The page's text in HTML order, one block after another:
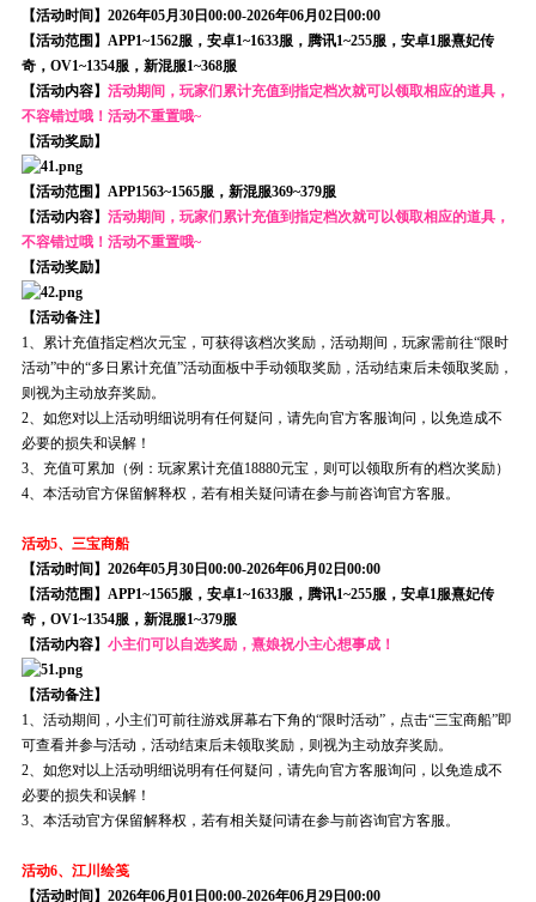
【活动时间】2026年05月30日00:00-2026年06月02日00:00
【活动范围】APP1~1562服，安卓1~1633服，腾讯1~255服，安卓1服熹妃传
奇，OV1~1354服，新混服1~368服
【活动内容】 活动期间，玩家们累计充值到指定档次就可以领取相应的道具，
不容错过哦！活动不重置哦~
【活动奖励】
【活动范围】APP1563~1565服，新混服369~379服
【活动内容】 活动期间，玩家们累计充值到指定档次就可以领取相应的道具，
不容错过哦！活动不重置哦~
【活动奖励】
【活动备注】
1、累计充值指定档次元宝，可获得该档次奖励，活动期间，玩家需前往“限时
活动”中的“多日累计充值”活动面板中手动领取奖励，活动结束后未领取奖励，
则视为主动放弃奖励。
2、如您对以上活动明细说明有任何疑问，请先向官方客服询问，以免造成不
必要的损失和误解！
3、充值可累加（例：玩家累计充值18880元宝，则可以领取所有的档次奖励）
4、本活动官方保留解释权，若有相关疑问请在参与前咨询官方客服。
活动5、三宝商船
【活动时间】2026年05月30日00:00-2026年06月02日00:00
【活动范围】APP1~1565服，安卓1~1633服，腾讯1~255服，安卓1服熹妃传
奇，OV1~1354服，新混服1~379服
【活动内容】 小主们可以自选奖励，熹娘祝小主心想事成！
【活动备注】
1、活动期间，小主们可前往游戏屏幕右下角的“限时活动”，点击“三宝商船”即
可查看并参与活动，活动结束后未领取奖励，则视为主动放弃奖励。
2、如您对以上活动明细说明有任何疑问，请先向官方客服询问，以免造成不
必要的损失和误解！
3、本活动官方保留解释权，若有相关疑问请在参与前咨询官方客服。
活动6、江川绘笺
【活动时间】2026年06月01日00:00-2026年06月29日00:00